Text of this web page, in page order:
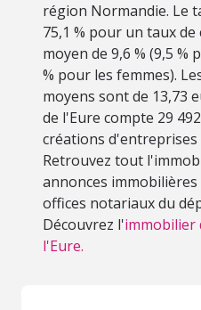
région Normandie. Le
75,1 % pour un taux
moyen de 9,6 % (9,5 %
% pour les femmes).
moyens sont de 13,73
de l'Eure compte 29
créations d'entreprises
Retrouvez tout
annonces
offices notariaux du
Découvrez l'immobilier
l'Eure.